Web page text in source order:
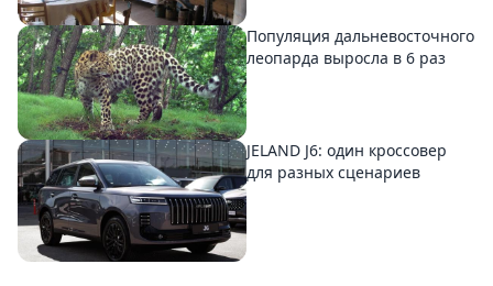
Популяция дальневосточного
леопарда выросла в 6 раз
JELAND J6: один кроссовер
для разных сценариев